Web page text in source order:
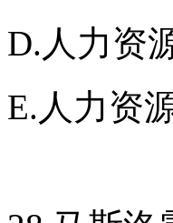
D.人力资
E.人力资